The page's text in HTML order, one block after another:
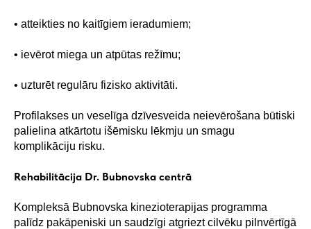
• atteikties no kaitīgiem ieradumiem;
• ievērot miega un atpūtas režīmu;
• uzturēt regulāru fizisko aktivitāti.
Profilakses un veselīga dzīvesveida neievērošana būtiski
palielina atkārtotu išēmisku lēkmju un smagu
komplikāciju risku.
Rehabilitācija Dr. Bubnovska centrā
Kompleksā Bubnovska kinezioterapijas programma
palīdz pakāpeniski un saudzīgi atgriezt cilvēku pilnvērtīgā